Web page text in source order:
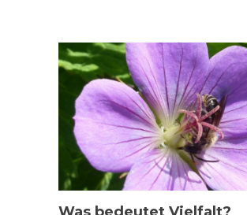
Was bedeutet Vielfalt?